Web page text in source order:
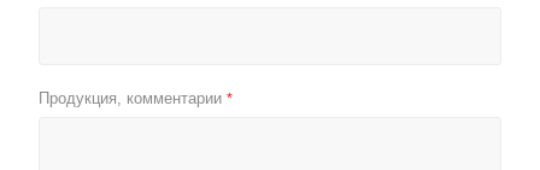
Продукция, комментарии *